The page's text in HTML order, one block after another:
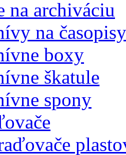
na archiváciu
na časopisy
boxy
škatule
spony